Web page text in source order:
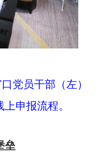
党员干部（左）
申报流程。
垒